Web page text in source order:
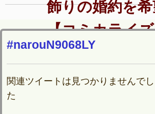
飾りの婚約を
【コミカライズ
#narouN9068LY
関連ツイートは見つかりませんでし
た